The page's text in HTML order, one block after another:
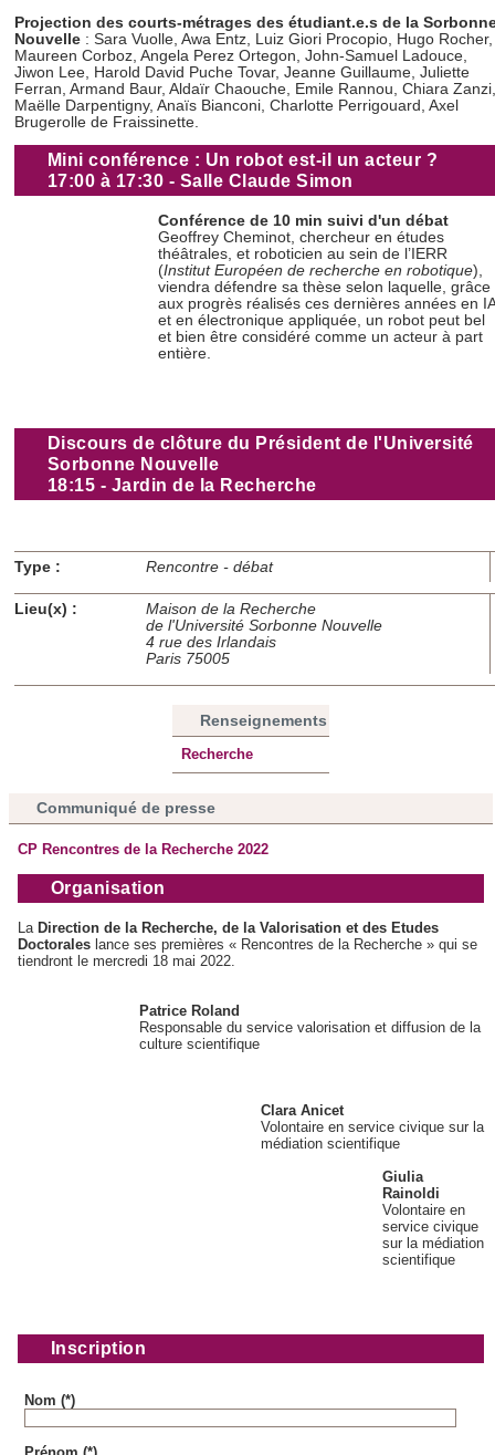
Projection des courts-métrages des étudiant.e.s de la
Nouvelle : Sara Vuolle, Awa Entz, Luiz Giori Procopio, Hugo Rocher,
Maureen Corboz, Angela Perez Ortegon, John-Samuel Ladouce,
Jiwon Lee, Harold David Puche Tovar, Jeanne Guillaume, Juliette
Ferran, Armand Baur, Aldaïr Chaouche, Emile Rannou, Chiara Zanzi,
Maëlle Darpentigny, Anaïs Bianconi, Charlotte Perrigouard, Axel
Brugerolle de Fraissinette.
Mini conférence : Un robot est-il un acteur ?
17:00 à 17:30 - Salle Claude Simon
Conférence de 10 min suivi d'un débat
Geoffrey Cheminot, chercheur en études
théâtrales, et roboticien au sein de l’IERR
(Institut Européen de recherche en robotique),
viendra défendre sa thèse selon laquelle, grâce
aux progrès réalisés ces dernières années en IA
et en électronique appliquée, un robot peut bel
et bien être considéré comme un acteur à part
entière.
Discours de clôture du Président de l'Université
Sorbonne Nouvelle
18:15 - Jardin de la Recherche
Type : Rencontre - débat
Lieu(x) :
Maison de la Recherche
de l'Université Sorbonne Nouvelle
4 rue des Irlandais
Paris 75005
Renseignements
Recherche
Communiqué de presse
CP Rencontres de la Recherche 2022
Organisation
La Direction de la Recherche, de la Valorisation et des Etudes
Doctorales lance ses premières « Rencontres de la Recherche » qui se
tiendront le mercredi 18 mai 2022.
Patrice Roland
Responsable du service valorisation et diffusion de la
culture scientifique
Clara Anicet
Volontaire en service civique sur la
médiation scientifique
Giulia
Rainoldi
Volontaire en
service civique
sur la médiation
scientifique
Inscription
Nom (*)